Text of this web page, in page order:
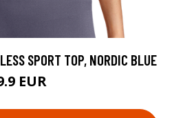
SPORT TOP, NORDIC BLUE
EUR